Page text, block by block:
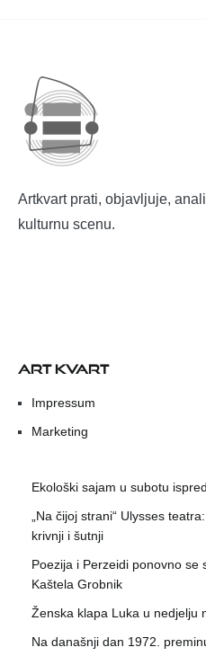
Artkvart prati, objavljuje,
kulturnu scenu.
ART KVART
Impressum
Marketing
Ekološki sajam u subotu
„Na čijoj strani“ Ulysses
krivnji i šutnji
Poezija i Perzeidi ponovno se
Kaštela Grobnik
Ženska klapa Luka u nedjelju
Na današnji dan 1972.